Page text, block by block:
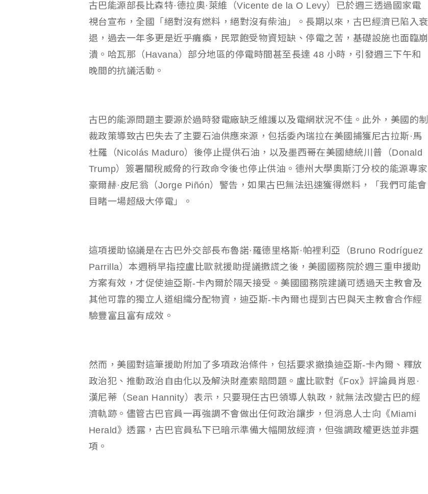
古巴能源部長比森特·德拉奧·萊維（Vicente de la O Levy）已於週三透過國家電
視台宣布，全國「絕對沒有燃料，絕對沒有柴油」。長期以來，古巴經濟已陷入衰
退，過去一年多更是近乎癱瘓，民眾飽受物資短缺、停電之苦，基礎設施也面臨崩
潰。哈瓦那（Havana）部分地區的停電時間甚至長達 48 小時，引發週三下午和
晚間的抗議活動。
古巴的能源問題主要源於過時發電廠缺乏維護以及電網狀況不佳。此外，美國的制
裁政策導致古巴失去了主要石油供應來源，包括委內瑞拉在美國捕獲尼古拉斯·馬
杜羅（Nicolás Maduro）後停止提供石油，以及墨西哥在美國總統川普（Donald
Trump）簽署關稅威脅的行政命令後也停止供油。德州大學奧斯汀分校的能源專家
豪爾赫·皮尼翁（Jorge Piñón）警告，如果古巴無法迅速獲得燃料，「我們可能會
目睹一場超級大停電」。
這項援助協議是在古巴外交部長布魯諾·羅德里格斯·帕裡利亞（Bruno Rodríguez
Parrilla）本週稍早指控盧比歐就援助提議撒謊之後，美國國務院於週三重申援助
方案有效，才促使迪亞斯-卡內爾於隔天接受。美國國務院建議可透過天主教會及
其他可靠的獨立人道組織分配物資，迪亞斯-卡內爾也提到古巴與天主教會合作經
驗豐富且富有成效。
然而，美國對這筆援助附加了多項政治條件，包括要求撤換迪亞斯-卡內爾、釋放
政治犯、推動政治自由化以及解決財產索賠問題。盧比歐對《Fox》評論員肖恩·
漢尼蒂（Sean Hannity）表示，只要現任古巴領導人執政，就無法改變古巴的經
濟軌跡。儘管古巴官員一再強調不會做出任何政治讓步，但消息人士向《Miami
Herald》透露，古巴官員私下已暗示準備大幅開放經濟，但強調政權更迭並非選
項。